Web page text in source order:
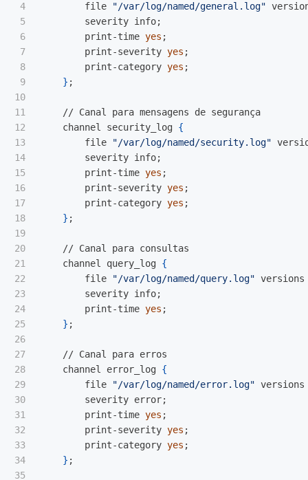
4
5
6
7
8
9
10
11
12
13
14
15
16
17
18
19
20
21
22
23
24
25
26
27
28
29
30
31
32
33
34
35
        file
"/var/log/named/general.log"
        severity info
;
        print-time
yes ;
        print-severity
yes ;
        print-category
yes ;
} ;
    // Canal para mensagens de segurança
    channel security_log
{
        file
"/var/log/named/security.log"
        severity info
;
        print-time
yes ;
        print-severity
yes ;
        print-category
yes ;
} ;
    // Canal para consultas
    channel query_log
{
        file
"/var/log/named/query.log" versions
        severity info
;
        print-time
yes ;
} ;
    // Canal para erros
    channel error_log
{
        file
"/var/log/named/error.log" versions
        severity error
;
        print-time
yes ;
        print-severity
yes ;
        print-category
yes ;
} ;